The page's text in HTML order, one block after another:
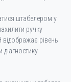
штабелером у
ручку
рівень